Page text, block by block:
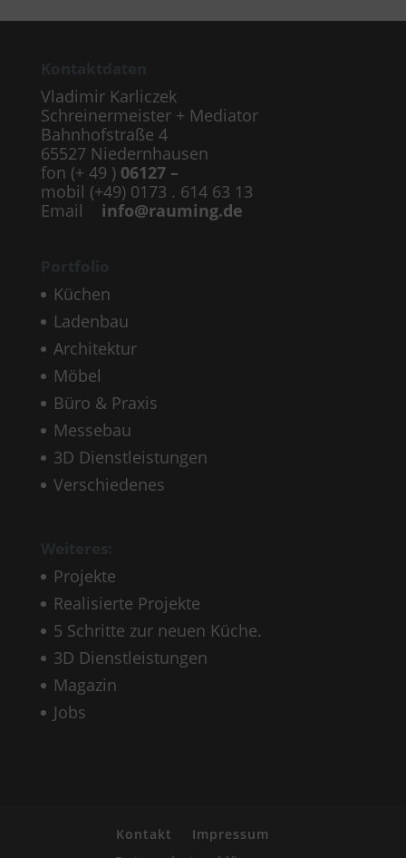
Vladimir Karliczek
Schreinermeister + Mediator
Bahnhofstraße 4
65527 Niedernhausen
fon (+ 49 ) 06127 –
mobil (+49) 0173 . 614 63 13
Email info@rauming.de
Küchen
Ladenbau
Architektur
Möbel
Büro & Praxis
Messebau
3D Dienstleistungen
Verschiedenes
Projekte
Realisierte Projekte
5 Schritte zur neuen Küche.
3D Dienstleistungen
Magazin
Jobs
Kontakt
Impressum